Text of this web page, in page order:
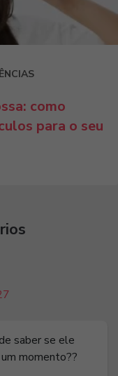
como
para o seu
saber se ele
momento??